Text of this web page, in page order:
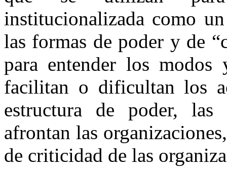
institucionalizada como
las formas de poder y de
para entender los modos
facilitan o dificultan los
estructura de poder,
afrontan las
de criticidad de las